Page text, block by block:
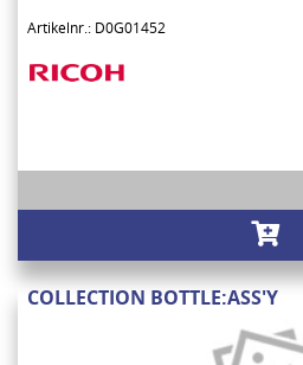
Artikelnr.: D0G01452
COLLECTION BOTTLE:ASS'Y